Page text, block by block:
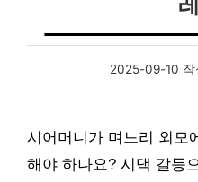
2025-09-10 작
시어머니가 며느리 외모
해야 하나요? 시댁 갈등